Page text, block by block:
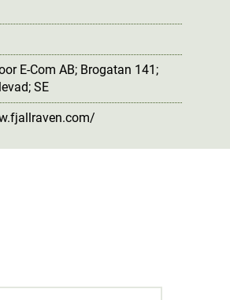
E-Com AB; Brogatan 141;
SE